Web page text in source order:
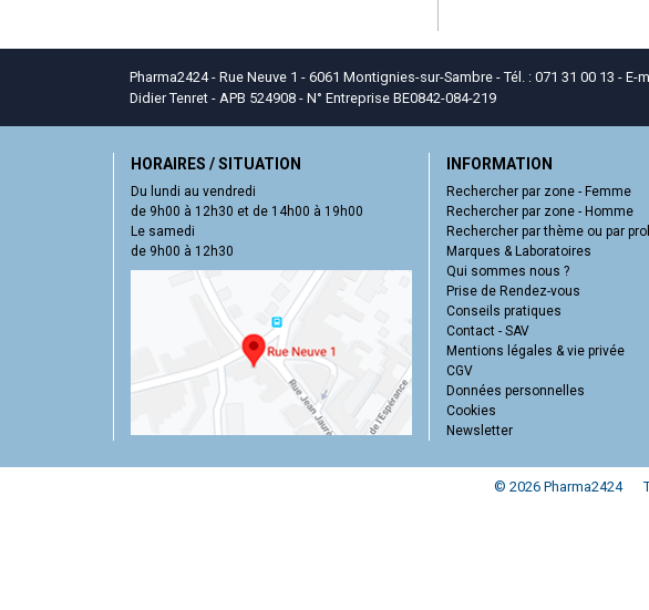
Pharma2424 - Rue Neuve 1 - 6061 Montignies-sur-Sambre - Tél. : 071 31 00 13 - E-
Didier Tenret - APB 524908 - N° Entreprise BE0842-084-219
HORAIRES / SITUATION
Du lundi au vendredi
de 9h00 à 12h30 et de 14h00 à 19h00
Le samedi
de 9h00 à 12h30
INFORMATION
Rechercher par zone - Femme
Rechercher par zone - Homme
Rechercher par thème ou par
Marques & Laboratoires
Qui sommes nous ?
Prise de Rendez-vous
Conseils pratiques
Contact - SAV
Mentions légales & vie privée
CGV
Données personnelles
Cookies
Newsletter
© 2026 Pharma2424